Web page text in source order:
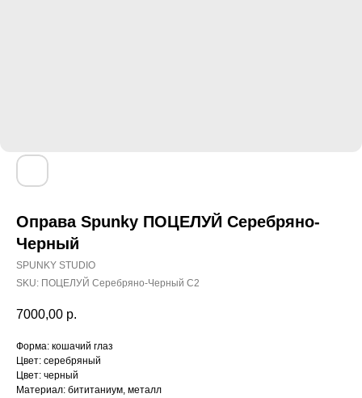
Оправа Spunky ПОЦЕЛУЙ Серебряно-
Черный
SPUNKY STUDIO
SKU: ПОЦЕЛУЙ Серебряно-Черный C2
7000,00 р.
Форма: кошачий глаз
Цвет: серебряный
Цвет: черный
Материал: бититаниум, металл